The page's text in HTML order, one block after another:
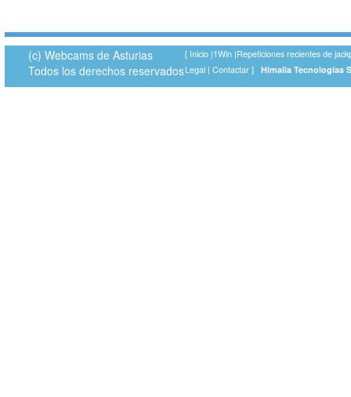
(c) Webcams de Asturias
Todos los derechos reservados
[ Inicio |1Win |Repeticiones recientes de
Legal | Contactar ] Himalia Tecnologías